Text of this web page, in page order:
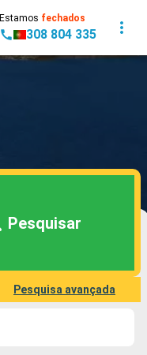
Estamos fechados
308 804 335
Pesquisar
Pesquisa avançada